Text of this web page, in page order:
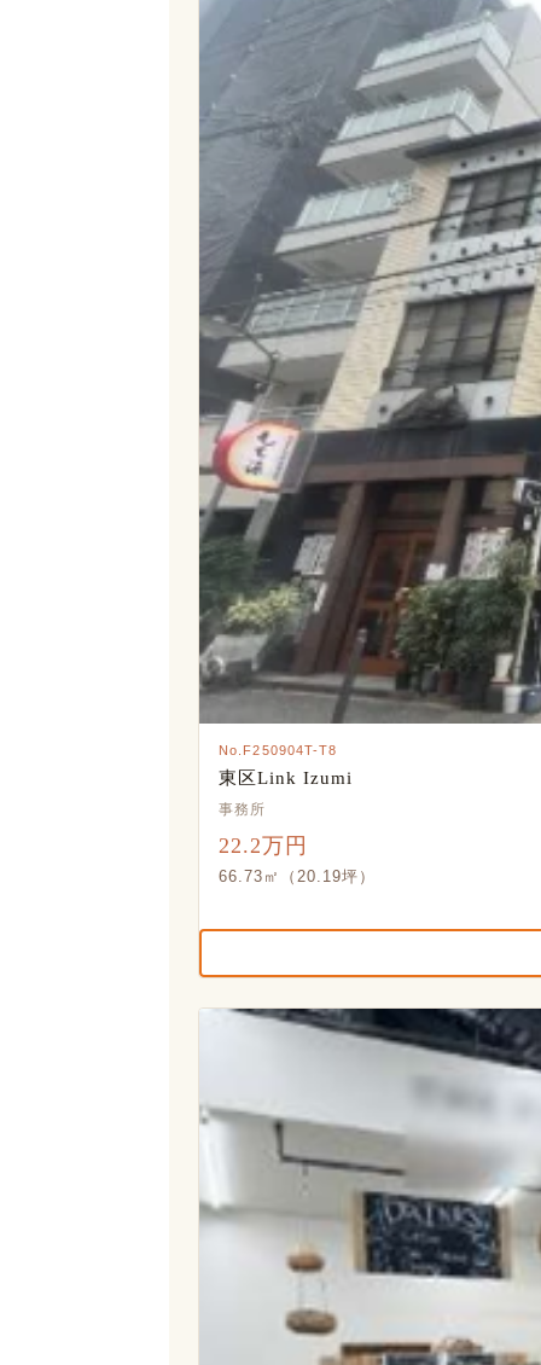
No.F250904T-T8
東区Link Izumi
事務所
22.2万円
66.73㎡（20.19坪）